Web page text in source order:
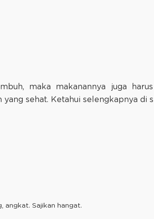
maka makanannya juga harus
sehat. Ketahui selengkapnya di
angkat. Sajikan hangat.